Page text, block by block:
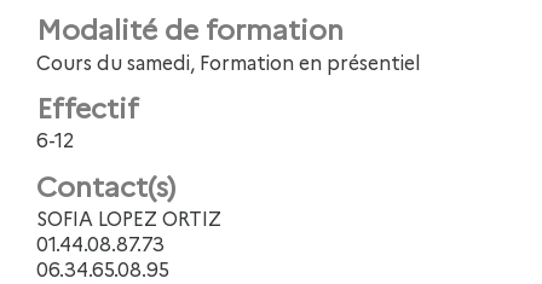
Modalité de formation
Cours du samedi, Formation en présentiel
Effectif
6-12
Contact(s)
SOFIA LOPEZ ORTIZ
01.44.08.87.73
06.34.65.08.95